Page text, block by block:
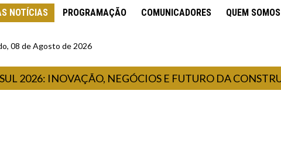
NOTÍCIAS PROGRAMAÇÃO COMUNICADORES QUEM SOMOS
08 de Agosto de 2026
INOVAÇÃO, NEGÓCIOS E FUTURO DA CONSTRUÇÃO